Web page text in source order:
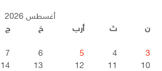
أغسطس 2026
ن
ث أرب خ ج
3
4
5
6
7
10
11
12
13
14